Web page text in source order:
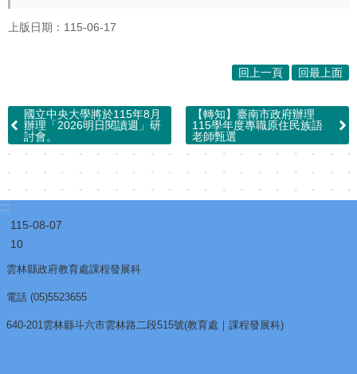
上版日期：115-06-17
回上一頁 回最上面
國立中央大學將於115年8月
辦理「2026明日閱讀週」研
討會。
【轉知】臺南市政府辦理
115學年度專職原住民族語
老師甄選
:::
115-08-07
10
雲林縣政府教育處課程發展科
電話 (05)5523655
640-201雲林縣斗六市雲林路二段515號(教育處｜課程發展科)